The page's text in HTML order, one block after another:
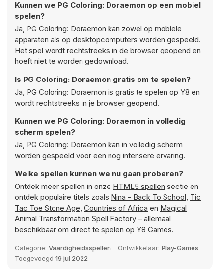
Kunnen we PG Coloring: Doraemon op een mobiel
spelen?
Ja, PG Coloring: Doraemon kan zowel op mobiele
apparaten als op desktopcomputers worden gespeeld.
Het spel wordt rechtstreeks in de browser geopend en
hoeft niet te worden gedownload.
Is PG Coloring: Doraemon gratis om te spelen?
Ja, PG Coloring: Doraemon is gratis te spelen op Y8 en
wordt rechtstreeks in je browser geopend.
Kunnen we PG Coloring: Doraemon in volledig
scherm spelen?
Ja, PG Coloring: Doraemon kan in volledig scherm
worden gespeeld voor een nog intensere ervaring.
Welke spellen kunnen we nu gaan proberen?
Ontdek meer spellen in onze HTML5 spellen sectie en
ontdek populaire titels zoals Nina - Back To School, Tic
Tac Toe Stone Age, Countries of Africa en Magical
Animal Transformation Spell Factory – allemaal
beschikbaar om direct te spelen op Y8 Games.
Categorie: Vaardigheidsspellen Ontwikkelaar: Play-Games
Toegevoegd 19 jul 2022